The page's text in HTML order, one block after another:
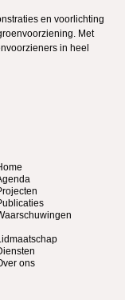
en voorlichting
Met
in heel
ons